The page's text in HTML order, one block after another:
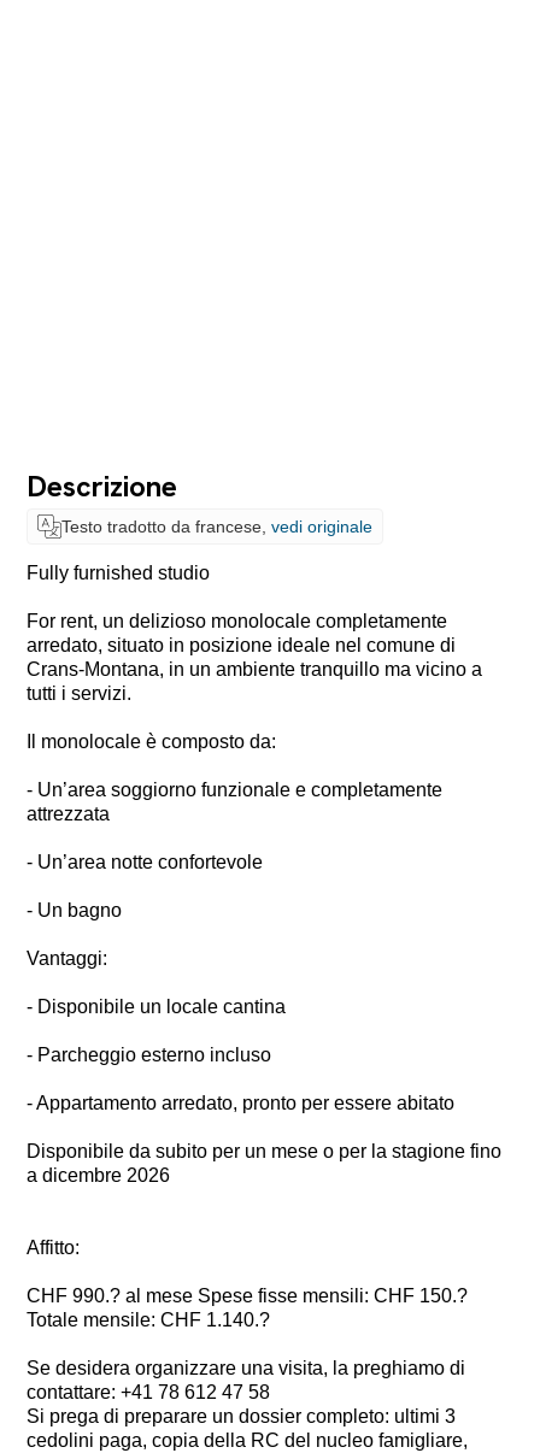
Descrizione
Testo tradotto da francese, vedi originale
Fully furnished studio
For rent, un delizioso monolocale completamente
arredato, situato in posizione ideale nel comune di
Crans-Montana, in un ambiente tranquillo ma vicino a
tutti i servizi.
Il monolocale è composto da:
- Un’area soggiorno funzionale e completamente
attrezzata
- Un’area notte confortevole
- Un bagno
Vantaggi:
- Disponibile un locale cantina
- Parcheggio esterno incluso
- Appartamento arredato, pronto per essere abitato
Disponibile da subito per un mese o per la stagione fino
a dicembre 2026
Affitto:
CHF 990.? al mese Spese fisse mensili: CHF 150.?
Totale mensile: CHF 1.140.?
Se desidera organizzare una visita, la preghiamo di
contattare: +41 78 612 47 58
Si prega di preparare un dossier completo: ultimi 3
cedolini paga, copia della RC del nucleo famigliare,